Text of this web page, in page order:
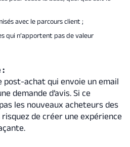
avec le parcours client ;
qui n’apportent pas de valeur
:
post-achat qui envoie un email
demande d’avis. Si ce
les nouveaux acheteurs des
de créer une expérience